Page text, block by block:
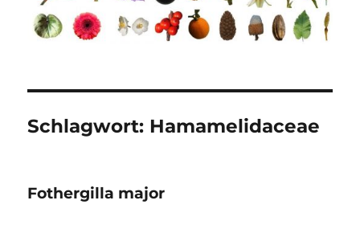
Schlagwort: Hamamelidaceae
Fothergilla major